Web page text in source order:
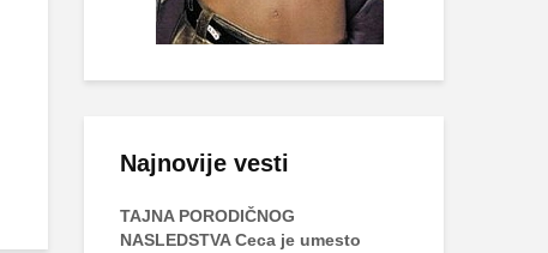
Najnovije vesti
TAJNA PORODIČNOG
NASLEDSTVA Ceca je umesto